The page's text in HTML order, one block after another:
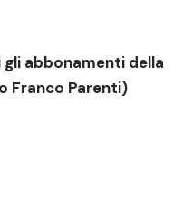
abbonamenti della
Franco Parenti)